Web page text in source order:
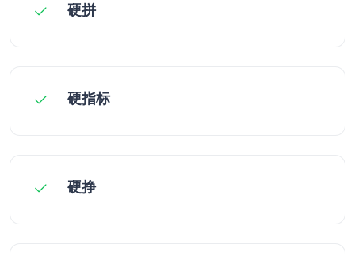
硬拼
硬指标
硬挣